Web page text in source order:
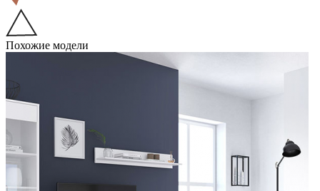
Похожие модели